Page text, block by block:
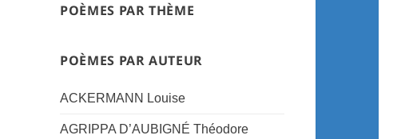
POÈMES PAR THÈME
POÈMES PAR AUTEUR
ACKERMANN Louise
AGRIPPA D’AUBIGNÉ Théodore